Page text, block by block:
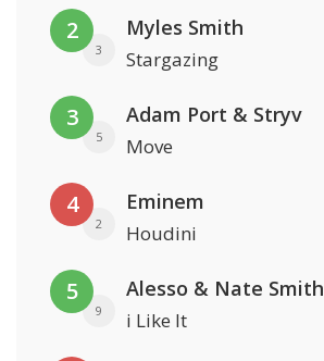
2
3
Myles Smith
Stargazing
3
5
Adam Port & Stryv
Move
4
2
Eminem
Houdini
5
9
Alesso & Nate Smith
i Like It